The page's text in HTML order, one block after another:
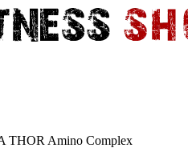
THOR Amino Complex